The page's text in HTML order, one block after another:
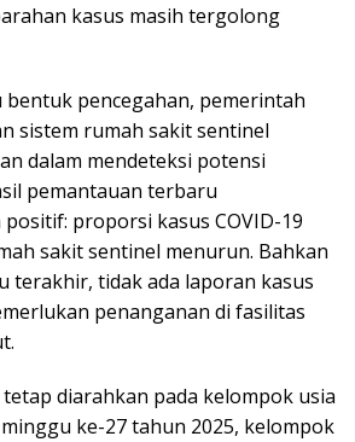
kasus masih tergolong
bentuk pencegahan, pemerintah
sistem rumah sakit sentinel
dalam mendeteksi potensi
pemantauan terbaru
proporsi kasus COVID-19
sakit sentinel menurun. Bahkan
terakhir, tidak ada laporan kasus
penanganan di fasilitas
diarahkan pada kelompok usia
ke-27 tahun 2025, kelompok